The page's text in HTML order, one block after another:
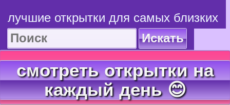
лучшие открытки для самых близких
Искать
смотреть открытки на
каждый день 😊